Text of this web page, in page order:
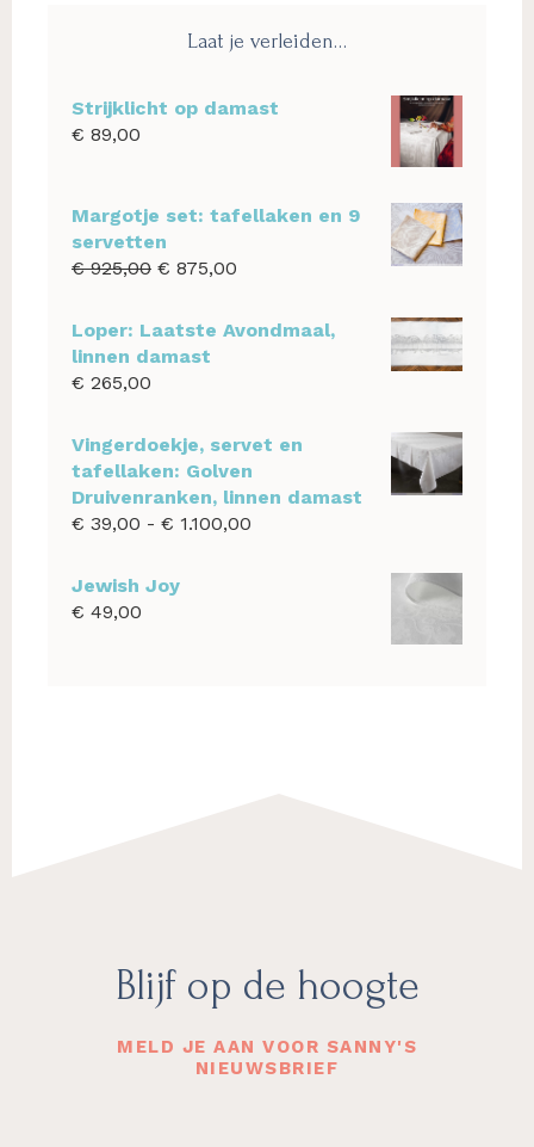
Laat je verleiden…
Strijklicht op damast
€ 89,00
Margotje set: tafellaken en 9
servetten
€925,00 Oorspronkelijke
was:
€ 925,00.
€ 875,00
Loper: Laatste Avondmaal,
linnen damast
€ 265,00
Vingerdoekje, servet en
tafellaken: Golven
Druivenranken, linnen damast
€ 39,00 - € 1.100,00
Jewish Joy
€ 49,00
FooterBlijf op de hoogte
MELD JE AAN VOOR SANNY'S
NIEUWSBRIEF